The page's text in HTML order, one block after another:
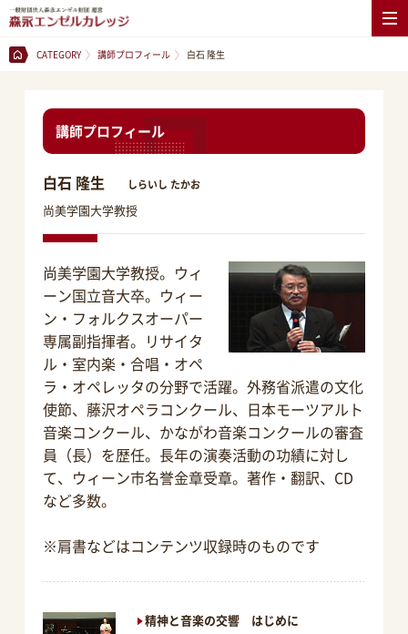
CATEGORY 講師プロフィール 白石 隆生
講師プロフィール
白石 隆生 しらいし たかお
尚美学園大学教授
尚美学園大学教授。ウィ
ーン国立音大卒。ウィー
ン・フォルクスオーパー
専属副指揮者。リサイタ
ル・室内楽・合唱・オペ
ラ・オペレッタの分野で活躍。外務省派遣の文化
使節、藤沢オペラコンクール、日本モーツアルト
音楽コンクール、かながわ音楽コンクールの審査
員（長）を歴任。長年の演奏活動の功績に対し
て、ウィーン市名誉金章受章。著作・翻訳、CD
など多数。
※肩書などはコンテンツ収録時のものです
精神と音楽の交響 はじめに